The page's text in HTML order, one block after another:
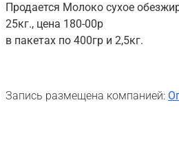
Продается Молоко сухое
25кг., цена 180-00р
в пакетах по 400гр и 2,5кг.
Запись размещена компанией: